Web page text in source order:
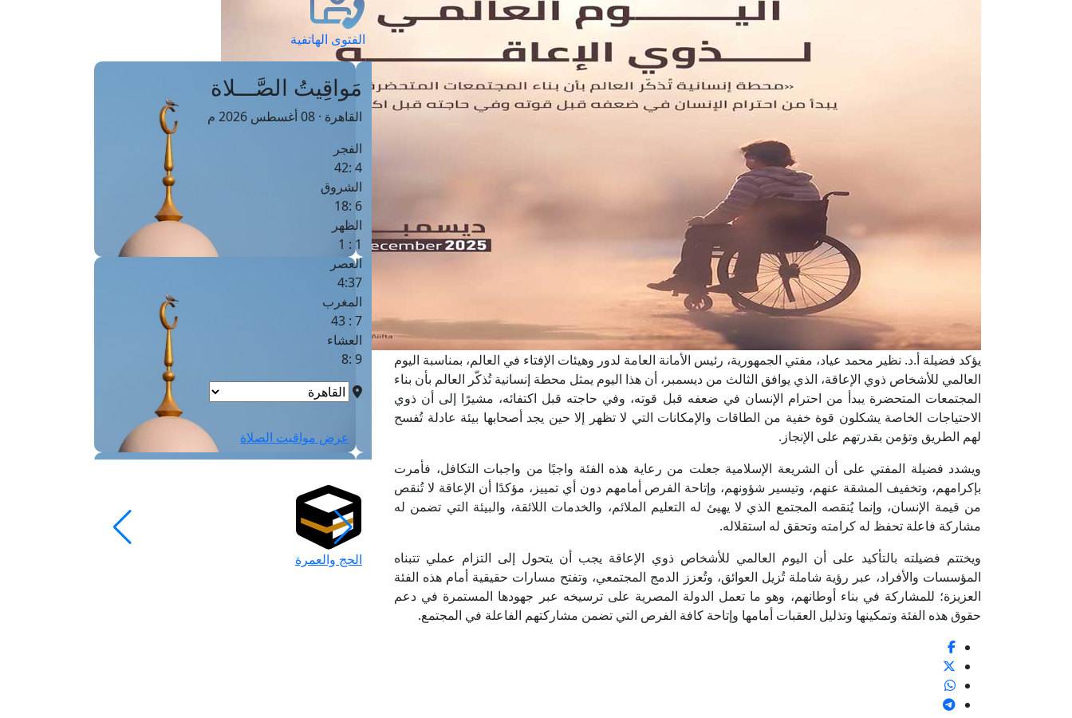
يؤكد فضيلة أ.د. نظير محمد عياد، مفتي الجمهورية، رئيس الأمانة العامة لدور وهيئات الإفتاء في العالم، بمناسبة اليوم
العالمي للأشخاص ذوي الإعاقة، الذي يوافق الثالث من ديسمبر، أن هذا اليوم يمثل محطة إنسانية تُذكّر العالم بأن بناء
المجتمعات المتحضرة يبدأ من احترام الإنسان في ضعفه قبل قوته، وفي حاجته قبل اكتفائه، مشيرًا إلى أن ذوي
الاحتياجات الخاصة يشكلون قوة خفية من الطاقات والإمكانات التي لا تظهر إلا حين يجد أصحابها بيئة عادلة تُفسح
لهم الطريق وتؤمن بقدرتهم على الإنجاز.
ويشدد فضيلة المفتي على أن الشريعة الإسلامية جعلت من رعاية هذه الفئة واجبًا من واجبات التكافل، فأمرت
بإكرامهم، وتخفيف المشقة عنهم، وتيسير شؤونهم، وإتاحة الفرص أمامهم دون أي تمييز، مؤكدًا أن الإعاقة لا تُنقص
من قيمة الإنسان، وإنما يُنقصه المجتمع الذي لا يهيئ له التعليم الملائم، والخدمات اللائقة، والبيئة التي تضمن له
مشاركة فاعلة تحفظ له كرامته وتحقق له استقلاله.
ويختتم فضيلته بالتأكيد على أن اليوم العالمي للأشخاص ذوي الإعاقة يجب أن يتحول إلى التزام عملي تتبناه
المؤسسات والأفراد، عبر رؤية شاملة تُزيل العوائق، وتُعزز الدمج المجتمعي، وتفتح مسارات حقيقية أمام هذه الفئة
العزيزة؛ للمشاركة في بناء أوطانهم، وهو ما تعمل الدولة المصرية على ترسيخه عبر جهودها المستمرة في دعم
حقوق هذه الفئة وتمكينها وتذليل العقبات أمامها وإتاحة كافة الفرص التي تضمن مشاركتهم الفاعلة في المجتمع.
الفتوى الهاتفية
مَواقِيتُ الصَّـــلاة
القاهرة · 08 أغسطس 2026 م
الفجر
4 :42
الشروق
6 :18
الظهر
1 : 1
العصر
4:37
المغرب
7 : 43
العشاء
9 :8
عرض مواقيت الصلاة
الحج والعمرة